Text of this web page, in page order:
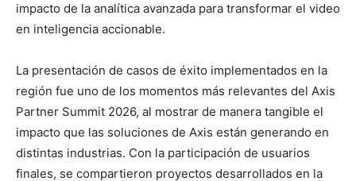
impacto de la analítica avanzada para transformar el video
en inteligencia accionable.
La presentación de casos de éxito implementados en la
región fue uno de los momentos más relevantes del Axis
Partner Summit 2026, al mostrar de manera tangible el
impacto que las soluciones de Axis están generando en
distintas industrias. Con la participación de usuarios
finales, se compartieron proyectos desarrollados en la